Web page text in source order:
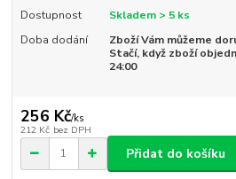
Dostupnost
Skladem > 5 ks
Doba dodání
Zboží Vám můžeme
Stačí, když zboží
24:00
256 Kč/ks
212 Kč bez DPH
Přidat do košíku